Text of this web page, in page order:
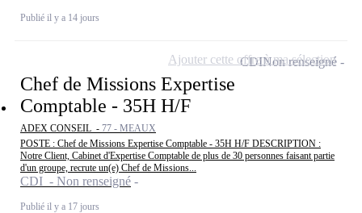
Publié il y a 14 jours
Chef de Missions Expertise
Comptable - 35H H/F
ADEX CONSEIL - 77 - MEAUX
POSTE : Chef de Missions Expertise Comptable - 35H H/F DESCRIPTION :
Notre Client, Cabinet d'Expertise Comptable de plus de 30 personnes faisant partie
d'un groupe, recrute un(e) Chef de Missions...
CDI - Non renseigné
Publié il y a 17 jours
CDINon renseigné
Ajouter cette offre à ma sélection